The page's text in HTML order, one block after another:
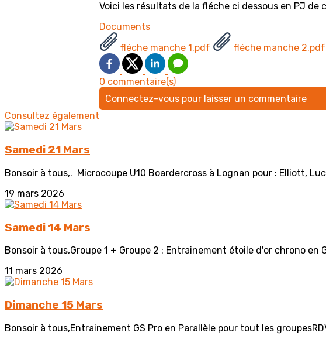
Voici les résultats de la fléche ci dessous en PJ
Documents
fléche manche 1.pdf
fléche manche 2.pdf
0 commentaire(s)
Connectez-vous pour laisser un commentaire
Consultez également
Samedi 21 Mars
Bonsoir à tous,. Microcoupe U10 Boardercross à Lognan pour : Elliott,
19 mars 2026
Samedi 14 Mars
Bonsoir à tous,Groupe 1 + Groupe 2 : Entrainement étoile d'or chrono en
11 mars 2026
Dimanche 15 Mars
Bonsoir à tous,Entrainement GS Pro en Parallèle pour tout les